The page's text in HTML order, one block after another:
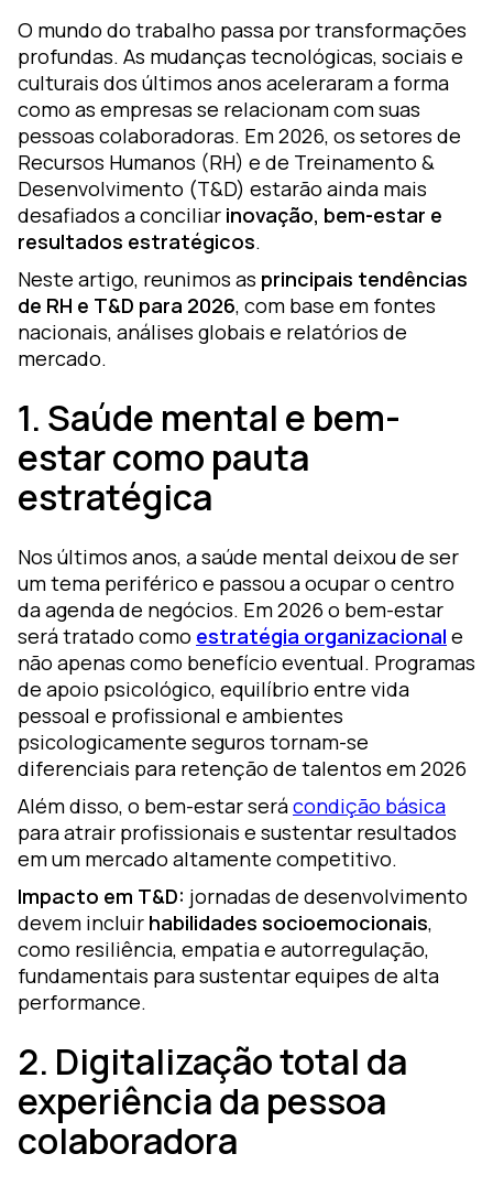
–
O mundo do trabalho passa por transformações
profundas. As mudanças tecnológicas, sociais e
culturais dos últimos anos aceleraram a forma
como as empresas se relacionam com suas
pessoas colaboradoras. Em 2026, os setores de
Recursos Humanos (RH) e de Treinamento &
Desenvolvimento (T&D) estarão ainda mais
desafiados a conciliar inovação, bem-estar e
resultados estratégicos.
Neste artigo, reunimos as principais tendências
de RH e T&D para 2026, com base em fontes
nacionais, análises globais e relatórios de
mercado.
1. Saúde mental e bem-
estar como pauta
estratégica
Nos últimos anos, a saúde mental deixou de ser
um tema periférico e passou a ocupar o centro
da agenda de negócios. Em 2026 o bem-estar
será tratado como estratégia organizacional e
não apenas como benefício eventual. Programas
de apoio psicológico, equilíbrio entre vida
pessoal e profissional e ambientes
psicologicamente seguros tornam-se
diferenciais para retenção de talentos em 2026
Além disso, o bem-estar serácondição básica
para atrair profissionais e sustentar resultados
em um mercado altamente competitivo.
Impacto em T&D: jornadas de desenvolvimento
devem incluir habilidades socioemocionais,
como resiliência, empatia e autorregulação,
fundamentais para sustentar equipes de alta
performance.
2. Digitalização total da
experiência da pessoa
colaboradora